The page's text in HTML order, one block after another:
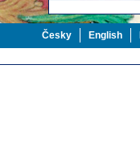
English
Česky